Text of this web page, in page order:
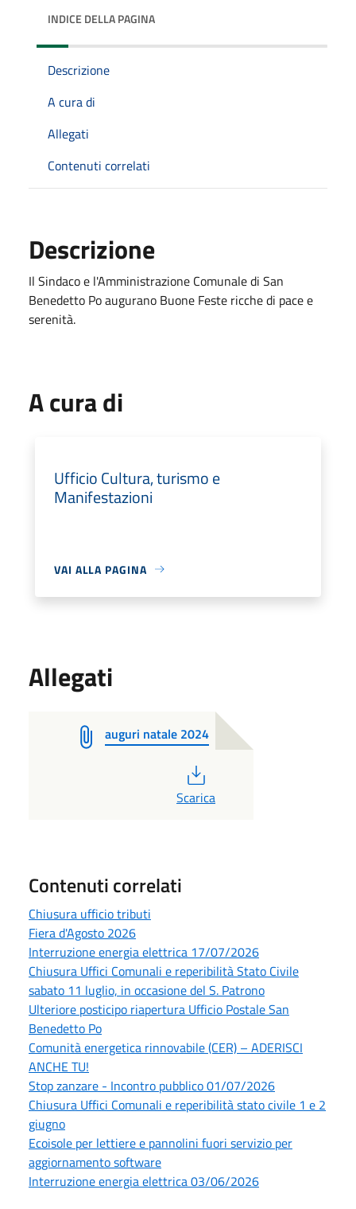
INDICE DELLA PAGINA
Descrizione
A cura di
Allegati
Contenuti correlati
Descrizione
Il Sindaco e l'Amministrazione Comunale di San
Benedetto Po augurano Buone Feste ricche di pace e
serenità.
A cura di
Ufficio Cultura, turismo e
Manifestazioni
VAI ALLA PAGINA
Allegati
auguri natale 2024
Scarica
Contenuti correlati
Chiusura ufficio tributi
Fiera d'Agosto 2026
Interruzione energia elettrica 17/07/2026
Chiusura Uffici Comunali e reperibilità Stato Civile
sabato 11 luglio, in occasione del S. Patrono
Ulteriore posticipo riapertura Ufficio Postale San
Benedetto Po
Comunità energetica rinnovabile (CER) – ADERISCI
ANCHE TU!
Stop zanzare - Incontro pubblico 01/07/2026
Chiusura Uffici Comunali e reperibilità stato civile 1 e 2
giugno
Ecoisole per lettiere e pannolini fuori servizio per
aggiornamento software
Interruzione energia elettrica 03/06/2026